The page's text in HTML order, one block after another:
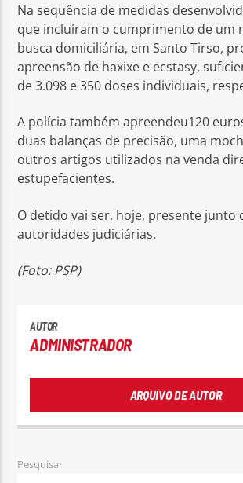
Na sequência de medidas
que incluíram o cumprimento de um
busca domiciliária, em Santo Tirso,
apreensão de haxixe e ecstasy,
de 3.098 e 350 doses individuais,
A polícia também apreendeu120
duas balanças de precisão, uma
outros artigos utilizados na venda
estupefacientes.
O detido vai ser, hoje, presente junto
autoridades judiciárias.
(Foto: PSP)
AUTOR
ADMINISTRADOR
ARQUIVO DE AUTOR
Pesquisar